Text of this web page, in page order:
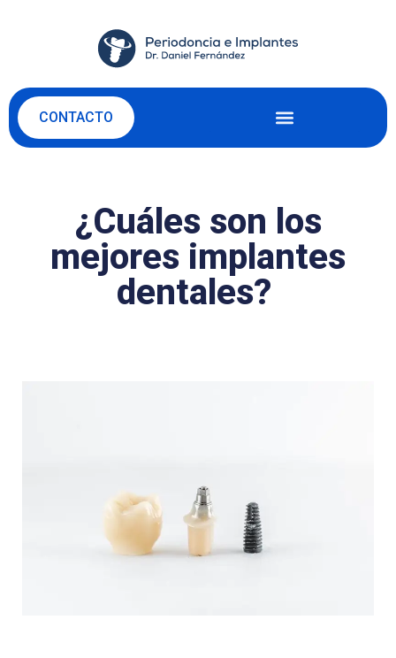
CONTACTO
¿Cuáles son los
mejores implantes
dentales?